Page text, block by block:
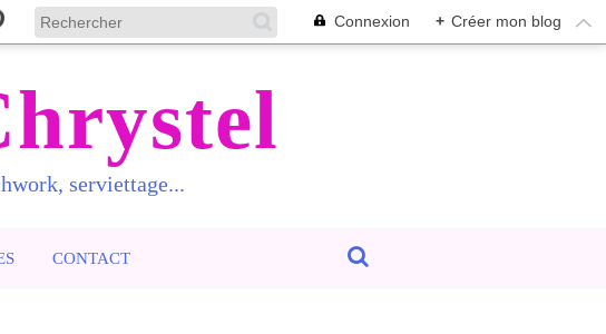
Connexion + Créer mon blog
serviettage...
CONTACT